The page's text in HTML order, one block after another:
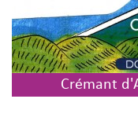
Crémant